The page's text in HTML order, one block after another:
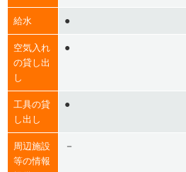
給水 ●
空気入れ
の貸し出
し
●
工具の貸
し出し
●
周辺施設
等の情報
－